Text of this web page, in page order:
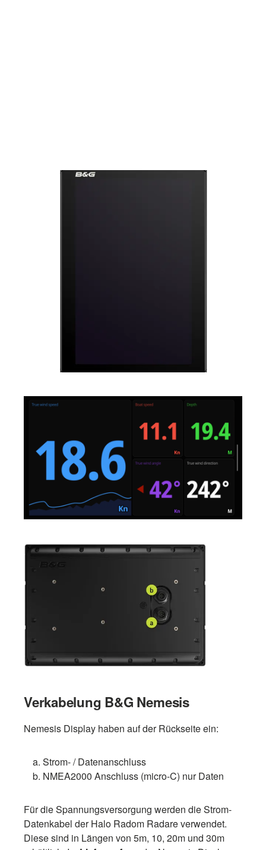
Verkabelung B&G Nemesis
Nemesis Display haben auf der Rückseite ein:
Strom- / Datenanschluss
NMEA2000 Anschluss (micro-C) nur Daten
Für die Spannungsversorgung werden die Strom-
Datenkabel der Halo Radom Radare verwendet.
Diese sind in Längen von 5m, 10, 20m und 30m